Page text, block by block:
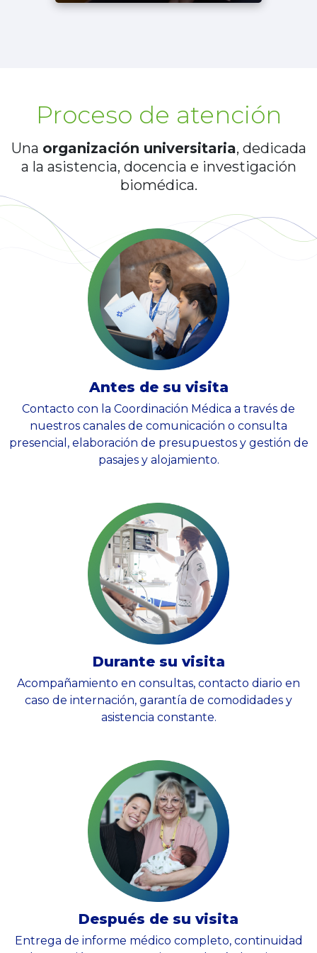
Proceso de atención
Una organización universitaria, dedicada
a la asistencia, docencia e investigación
biomédica.
Antes de su visita
Contacto con la Coordinación Médica a través de
nuestros canales de comunicación o consulta
presencial, elaboración de presupuestos y gestión de
pasajes y alojamiento.
Durante su visita
Acompañamiento en consultas, contacto diario en
caso de internación, garantía de comodidades y
asistencia constante.
Después de su visita
Entrega de informe médico completo, continuidad